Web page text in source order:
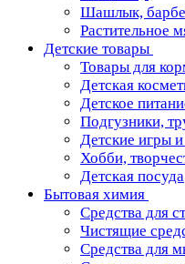
Шашлык,
Растительное
Детские товары
Товары для
Детская
Детское
Подгузники,
Детские игры
Хобби,
Детская посуда
Бытовая химия
Средства для
Чистящие
Средства для